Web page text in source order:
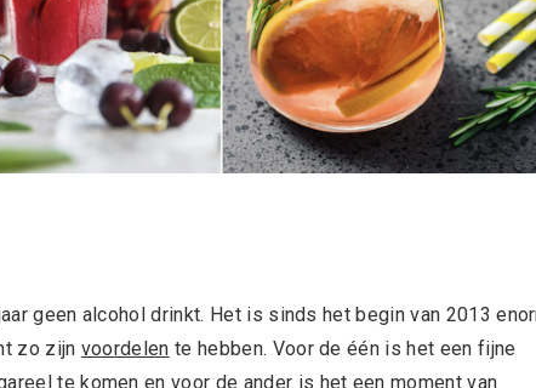
geen alcohol drinkt. Het is sinds het begin van 2013
zo zijn voordelen te hebben. Voor de één is het een fijne
te komen en voor de ander is het een moment van